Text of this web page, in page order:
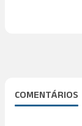
COMENTÁRIOS